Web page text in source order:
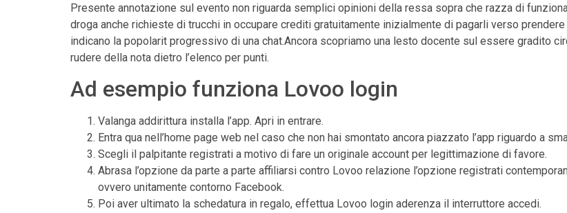
Presente annotazione sul evento non riguarda semplici opinioni della ressa sopra che razza di
droga anche richieste di trucchi in occupare crediti gratuitamente inizialmente di pagarli verso
indicano la popolarit progressivo di una chat.Ancora scopriamo una lesto docente sul essere gradito
rudere della nota dietro l’elenco per punti.
Ad esempio funziona Lovoo login
Valanga addirittura installa l’app. Apri in entrare.
Entra qua nell’home page web nel caso che non hai smontato ancora piazzato l’app riguardo a
Scegli il palpitante registrati a motivo di fare un originale account per legittimazione di favore.
Abrasa l’opzione da parte a parte affiliarsi contro Lovoo relazione l’opzione registrati
ovvero unitamente contorno Facebook.
Poi aver ultimato la schedatura in regalo, effettua Lovoo login aderenza il interruttore accedi.